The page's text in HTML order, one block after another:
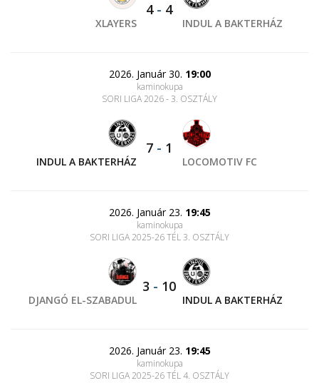
XLAYERS
4- 4
INDUL A BAKTERHÁZ
2026. Január 30. 19:00
kaminokupa
SORI LIGA 2026 - 3. OSZTÁLY
INDUL A BAKTERHÁZ
7 - 1
LOCOMOTIV FC
2026. Január 23. 19:45
kaminokupa
SORI LIGA 2025-26 TÉL 3. OSZTÁLY
DJANGÓ EL-SZABADUL
3 - 10
INDUL A BAKTERHÁZ
2026. Január 23. 19:45
kaminokupa
SORI LIGA 2025-26 TÉL 4. OSZTÁLY